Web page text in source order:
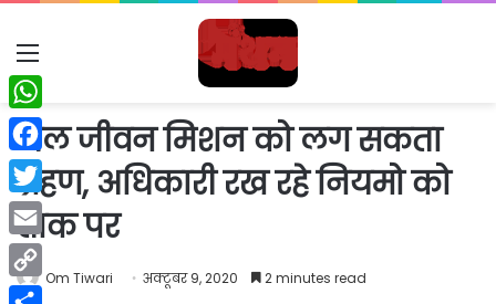
Menu
जल जीवन मिशन को लग सकता
ग्रहण, अधिकारी रख रहे नियमो को
ताक पर
Om Tiwari अक्टूबर 9, 2020 2 minutes read
WhatsApp
Facebook
Twitter
Email
Copy